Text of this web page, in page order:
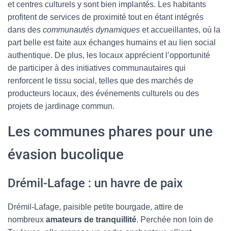
et centres culturels y sont bien implantés. Les habitants
profitent de services de proximité tout en étant intégrés
dans des communautés dynamiques et accueillantes, où la
part belle est faite aux échanges humains et au lien social
authentique. De plus, les locaux apprécient l’opportunité
de participer à des initiatives communautaires qui
renforcent le tissu social, telles que des marchés de
producteurs locaux, des événements culturels ou des
projets de jardinage commun.
Les communes phares pour une
évasion bucolique
Drémil-Lafage : un havre de paix
Drémil-Lafage, paisible petite bourgade, attire de
nombreux amateurs de tranquillité. Perchée non loin de